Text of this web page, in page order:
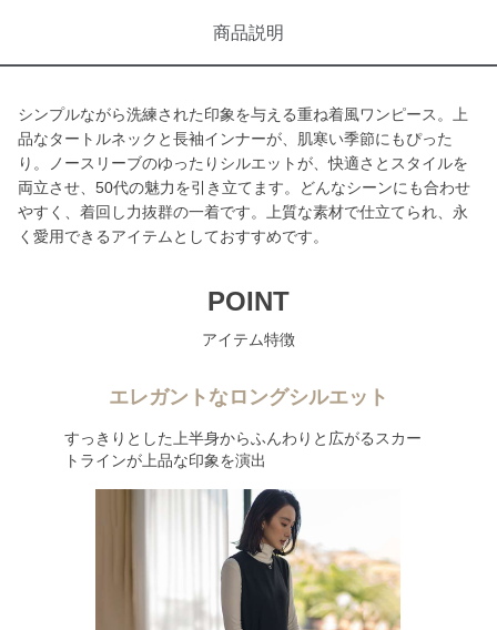
商品説明
シンプルながら洗練された印象を与える重ね着風ワンピース。上
品なタートルネックと長袖インナーが、肌寒い季節にもぴった
り。ノースリーブのゆったりシルエットが、快適さとスタイルを
両立させ、50代の魅力を引き立てます。どんなシーンにも合わせ
やすく、着回し力抜群の一着です。上質な素材で仕立てられ、永
く愛用できるアイテムとしておすすめです。
POINT
アイテム特徴
エレガントなロングシルエット
すっきりとした上半身からふんわりと広がるスカー
トラインが上品な印象を演出